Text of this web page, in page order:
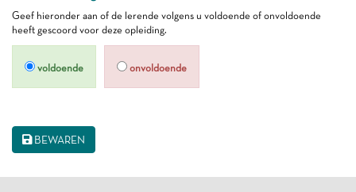
Geef hieronder aan of de lerende volgens u voldoende of onvoldoende
heeft gescoord voor deze opleiding.
voldoende onvoldoende
BEWAREN